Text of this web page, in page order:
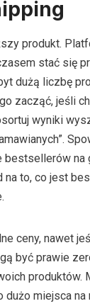
produkt.
stać się
dużą liczbę
zacząć, jeśli
wyniki
bestsellerów na
na to, co jest
ceny, nawet
być prawie
produktów.
dużo miejsca na